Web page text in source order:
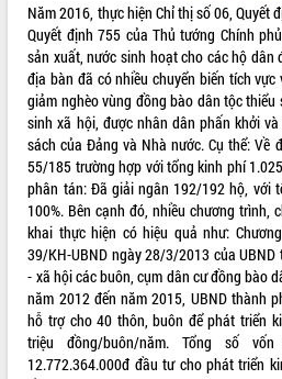
VIDEO
Không có file video nào để phát.
Năm 2016, thực hiện Chỉ thị số 06, Quyết
Quyết định 755 của Thủ tướng Chính
sản xuất, nước sinh hoạt cho các hộ dân
địa bàn đã có nhiều chuyển biến tích
giảm nghèo vùng đồng bào dân tộc
sinh xã hội, được nhân dân phấn khởi
sách của Đảng và Nhà nước. Cụ thể: Về
55/185 trường hợp với tổng kinh phí
phân tán: Đã giải ngân 192/192 hộ, với
100%. Bên cạnh đó, nhiều chương trình,
khai thực hiện có hiệu quả như:
39/KH-UBND ngày 28/3/2013 của
- xã hội các buôn, cụm dân cư đồng bào
năm 2012 đến năm 2015, UBND thành
hỗ trợ cho 40 thôn, buôn để phát triển
triệu đồng/buôn/năm. Tổng số
12.772.364.000đ đầu tư cho phát triển